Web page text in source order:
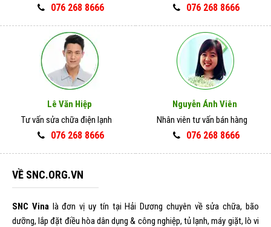
076 268 8666 076 268 8666
Lê Văn Hiệp
Tư vấn sửa chữa điện lạnh
076 268 8666
Nguyễn Ánh Viên
Nhân viên tư vấn bán hàng
076 268 8666
VỀ SNC.ORG.VN
SNC Vinalà đơn vị uy tín tại Hải Dương chuyên về sửa chữa, bão
dưỡng, lắp đặt điều hòa dân dụng & công nghiệp, tủ lạnh, máy giặt, lò vi